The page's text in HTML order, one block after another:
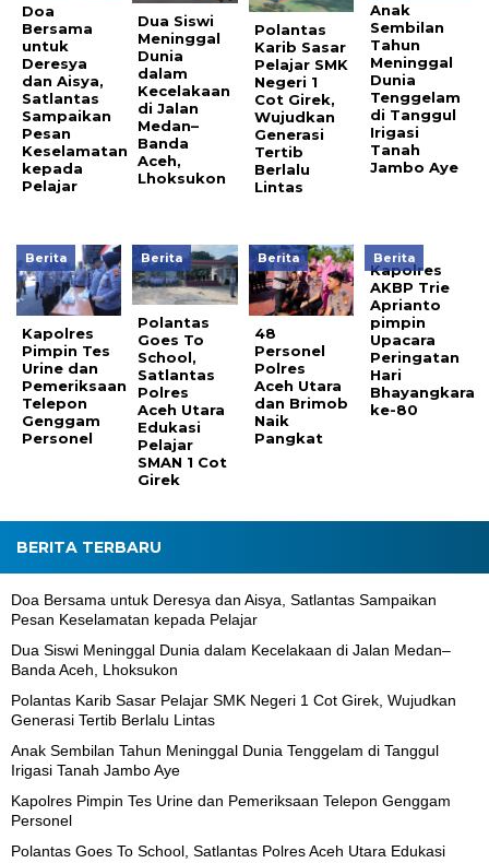
Doa
Bersama
untuk
Deresya
dan Aisya,
Satlantas
Sampaikan
Pesan
Keselamatan
kepada
Pelajar
Dua Siswi
Meninggal
Dunia
dalam
Kecelakaan
di Jalan
Medan–
Banda
Aceh,
Lhoksukon
Polantas
Karib Sasar
Pelajar SMK
Negeri 1
Cot Girek,
Wujudkan
Generasi
Tertib
Berlalu
Lintas
Anak
Sembilan
Tahun
Meninggal
Dunia
Tenggelam
di Tanggul
Irigasi
Tanah
Jambo Aye
Berita
Kapolres
Pimpin Tes
Urine dan
Pemeriksaan
Telepon
Genggam
Personel
Berita
Polantas
Goes To
School,
Satlantas
Polres
Aceh Utara
Edukasi
Pelajar
SMAN 1 Cot
Girek
Berita
48
Personel
Polres
Aceh Utara
dan Brimob
Naik
Pangkat
Berita
Kapolres
AKBP Trie
Aprianto
pimpin
Upacara
Peringatan
Hari
Bhayangkara
ke-80
BERITA TERBARU
Doa Bersama untuk Deresya dan Aisya, Satlantas Sampaikan
Pesan Keselamatan kepada Pelajar
Dua Siswi Meninggal Dunia dalam Kecelakaan di Jalan Medan–
Banda Aceh, Lhoksukon
Polantas Karib Sasar Pelajar SMK Negeri 1 Cot Girek, Wujudkan
Generasi Tertib Berlalu Lintas
Anak Sembilan Tahun Meninggal Dunia Tenggelam di Tanggul
Irigasi Tanah Jambo Aye
Kapolres Pimpin Tes Urine dan Pemeriksaan Telepon Genggam
Personel
Polantas Goes To School, Satlantas Polres Aceh Utara Edukasi